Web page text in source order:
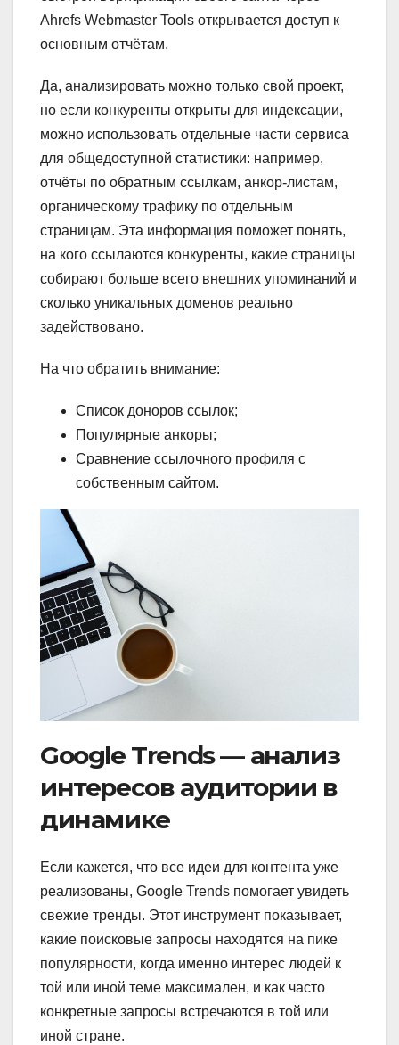
Ahrefs Webmaster Tools открывается доступ к
основным отчётам.
Да, анализировать можно только свой проект,
но если конкуренты открыты для индексации,
можно использовать отдельные части сервиса
для общедоступной статистики: например,
отчёты по обратным ссылкам, анкор-листам,
органическому трафику по отдельным
страницам. Эта информация поможет понять,
на кого ссылаются конкуренты, какие страницы
собирают больше всего внешних упоминаний и
сколько уникальных доменов реально
задействовано.
На что обратить внимание:
Список доноров ссылок;
Популярные анкоры;
Сравнение ссылочного профиля с
собственным сайтом.
Google Trends — анализ
интересов аудитории в
динамике
Если кажется, что все идеи для контента уже
реализованы, Google Trends помогает увидеть
свежие тренды. Этот инструмент показывает,
какие поисковые запросы находятся на пике
популярности, когда именно интерес людей к
той или иной теме максимален, и как часто
конкретные запросы встречаются в той или
иной стране.